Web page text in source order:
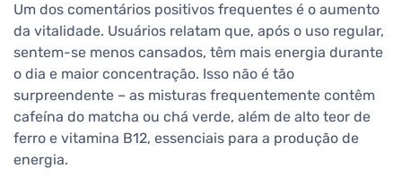
Um dos comentários positivos frequentes é o aumento
da vitalidade. Usuários relatam que, após o uso regular,
sentem-se menos cansados, têm mais energia durante
o dia e maior concentração. Isso não é tão
surpreendente – as misturas frequentemente contêm
cafeína do matcha ou chá verde, além de alto teor de
ferro e vitamina B12, essenciais para a produção de
energia.